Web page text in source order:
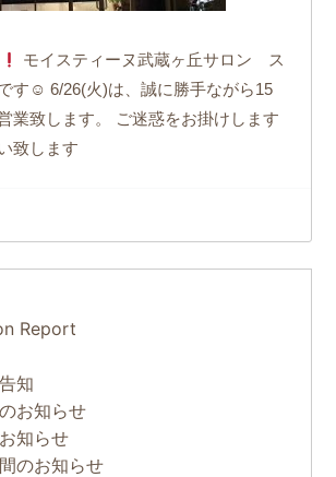
モイスティーヌ武蔵ヶ丘サロン ス
す☺ 6/26(火)は、誠に勝手ながら15
業致します。 ご迷惑をお掛けします
致します
Report
知
お知らせ
知らせ
のお知らせ